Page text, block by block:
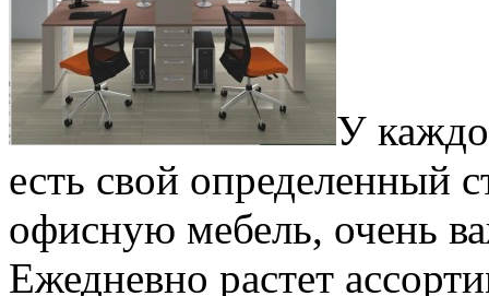
У
есть свой определенный
офисную мебель, очень
Ежедневно растет